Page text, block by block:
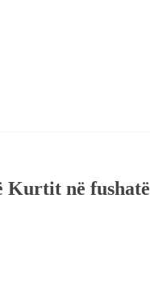
Kurtit në fushatë